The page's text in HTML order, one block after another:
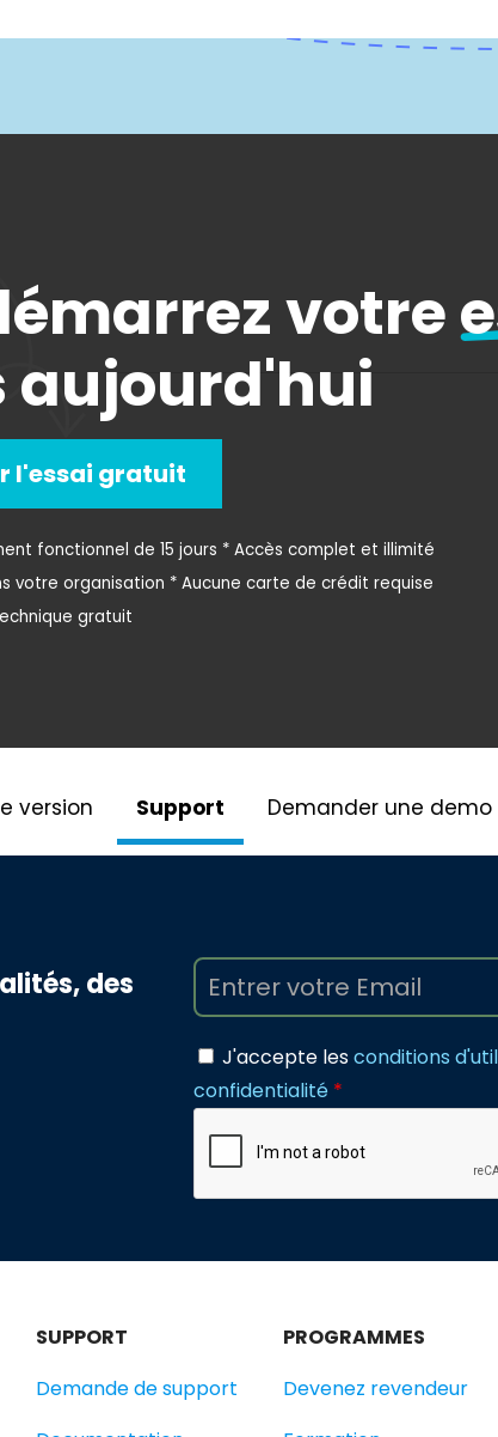
votre
aujourd'hui
l'essai gratuit
fonctionnel de 15 jours * Accès complet et illimité
votre organisation * Aucune carte de crédit requise
gratuit
version Support Demander une demo
des
J'accepte lesconditions
confidentialité *
SUPPORT
Demande de support
PROGRAMMES
Devenez revendeur